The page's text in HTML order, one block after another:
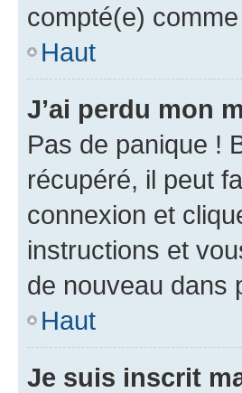
compté(e)
Haut
J’ai perdu mon
Pas de panique !
récupéré, il peut
connexion et
instructions et
de nouveau dans
Haut
Je suis inscrit